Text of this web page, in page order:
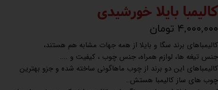
کالیمبا بایلا خورشیدی
۴,۰۰۰,۰۰۰ تومان
کالیمباهای برند سگا و بایلا از همه جهات مشابه هم هستند،
جنس تیغه ها، لوازم همراه، جنس چوب ، کیفیت و ....
کالیمباهای این دو برند از چوب ماهاگونی ساخته شده و جزو بهترین
چوب های ساز کالیمبا هستش..